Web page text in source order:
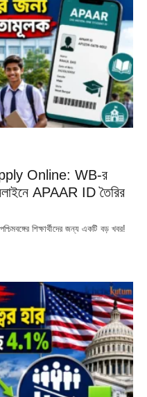
Online: WB-র
APAAR ID তৈরির
শিক্ষার্থীদের জন্য একটি বড় খবর!